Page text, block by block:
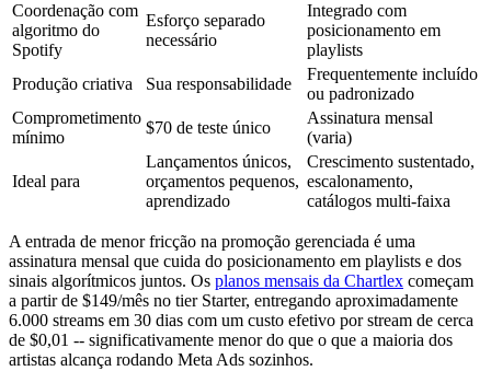
Coordenação com
algoritmo do
Spotify
Esforço separado
necessário
Integrado com
posicionamento em
playlists
Produção criativa
Sua responsabilidade
Frequentemente incluído
ou padronizado
Comprometimento
mínimo
$70 de teste único
Assinatura mensal
(varia)
Ideal para
Lançamentos únicos,
orçamentos pequenos,
aprendizado
Crescimento sustentado,
escalonamento,
catálogos multi-faixa
A entrada de menor fricção na promoção gerenciada é uma
assinatura mensal que cuida do posicionamento em playlists e dos
sinais algorítmicos juntos. Os planos mensais da Chartlex começam
a partir de $149/mês no tier Starter, entregando aproximadamente
6.000 streams em 30 dias com um custo efetivo por stream de cerca
de $0,01 -- significativamente menor do que o que a maioria dos
artistas alcança rodando Meta Ads sozinhos.